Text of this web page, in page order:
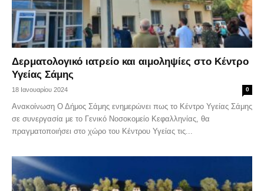
Δερματολογικό ιατρείο και αιμοληψίες στο Κέντρο
Υγείας Σάμης
18 Ιανουαρίου 2024 0
Ανακοίνωση Ο Δήμος Σάμης ενημερώνει πως το Κέντρο Υγείας Σάμης
σε συνεργασία με το Γενικό Νοσοκομείο Κεφαλληνίας, θα
πραγματοποιήσει στο χώρο του Κέντρου Υγείας τις...